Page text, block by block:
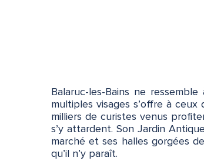
Balaruc-les-Bains ne
multiples visages s’offre à
milliers de curistes venus
s’y attardent. Son Jardin
marché et ses halles gorgées
qu’il n’y paraît.